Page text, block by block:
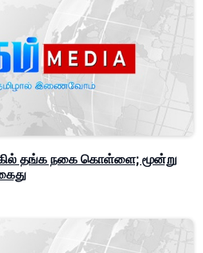
தங்க நகை கொள்ளை; மூன்று